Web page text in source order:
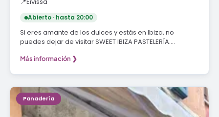
Abierto · hasta 20:00
Si eres amante de los dulces y estás en Ibiza, no
puedes dejar de visitar SWEET IBIZA PASTELERÍA.…
Más información ❯
Panadería